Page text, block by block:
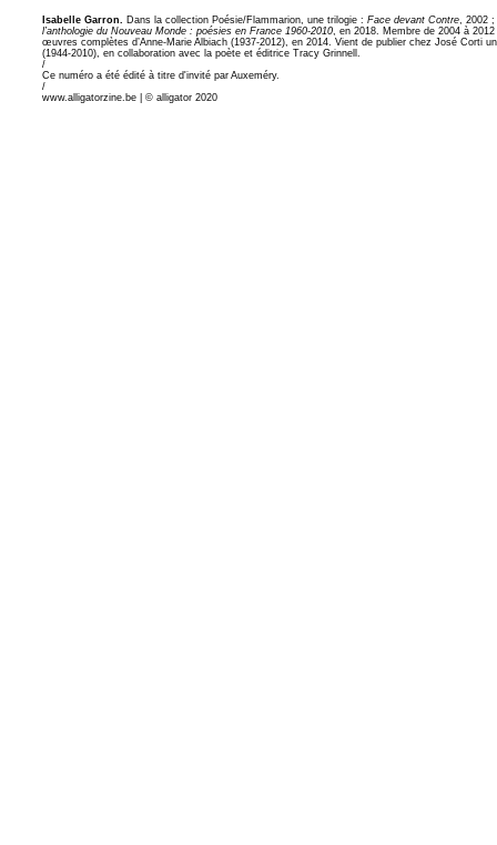
Isabelle Garron. Dans la collection Poésie/Flammarion, une trilogie : Face devant Contre, 2002 ;
l’anthologie du Nouveau Monde : poésies en France 1960-2010, en 2018. Membre de 2004 à
œuvres complètes d’Anne-Marie Albiach (1937-2012), en 2014. Vient de publier chez José Corti
(1944-2010), en collaboration avec la poète et éditrice Tracy Grinnell.
/
Ce numéro a été édité à titre d'invité par Auxeméry.
/
www.alligatorzine.be | © alligator 2020